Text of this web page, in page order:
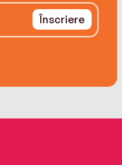
Înscriere